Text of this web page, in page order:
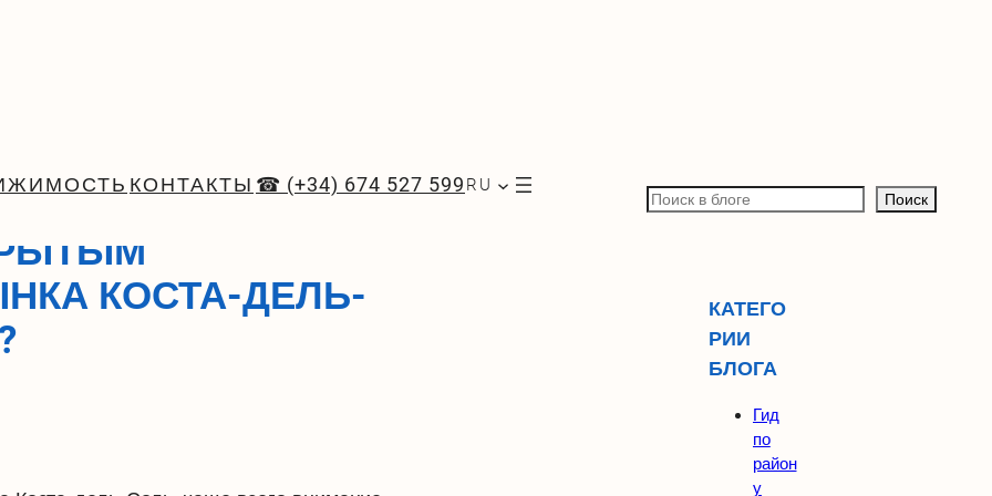
КОНТАКТЫ ☎ (+34) 674 527 599 RU
У
КОСТА-ДЕЛЬ-
П
о
Поиск
КАТЕГО
РИИ
БЛОГА
Гид
по
район
у